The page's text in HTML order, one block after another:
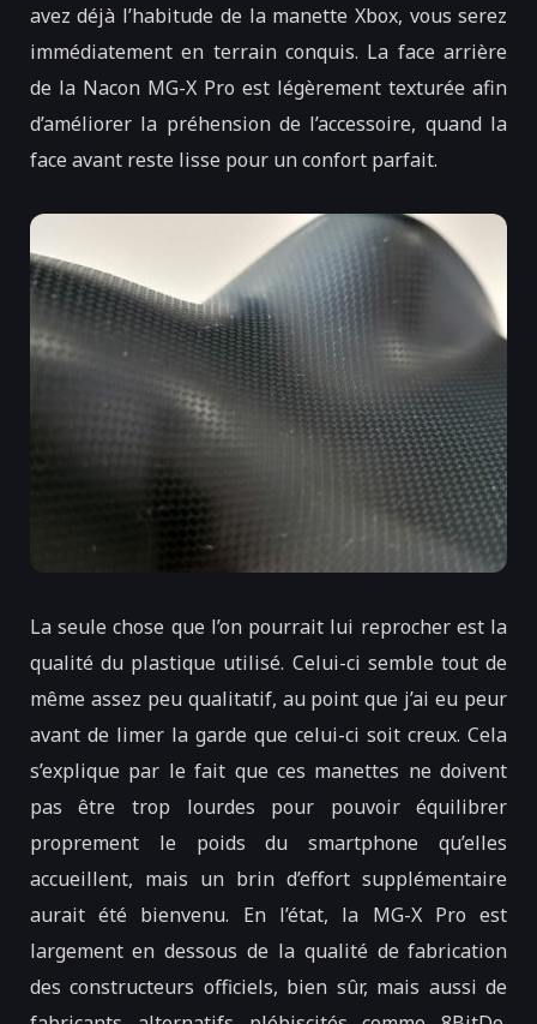
avez déjà l’habitude de la manette Xbox, vous serez
immédiatement en terrain conquis. La face arrière
de la Nacon MG-X Pro est légèrement texturée afin
d’améliorer la préhension de l’accessoire, quand la
face avant reste lisse pour un confort parfait.
La seule chose que l’on pourrait lui reprocher est la
qualité du plastique utilisé. Celui-ci semble tout de
même assez peu qualitatif, au point que j’ai eu peur
avant de limer la garde que celui-ci soit creux. Cela
s’explique par le fait que ces manettes ne doivent
pas être trop lourdes pour pouvoir équilibrer
proprement le poids du smartphone qu’elles
accueillent, mais un brin d’effort supplémentaire
aurait été bienvenu. En l’état, la MG-X Pro est
largement en dessous de la qualité de fabrication
des constructeurs officiels, bien sûr, mais aussi de